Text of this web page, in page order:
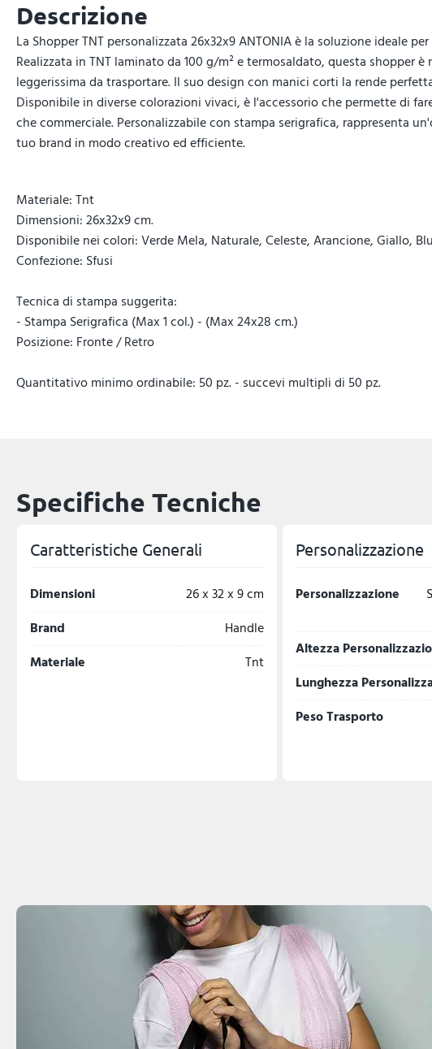
Descrizione
La Shopper TNT personalizzata 26x32x9 ANTONIA è la soluzione ideale
Realizzata in TNT laminato da 100 g/m² e termosaldato, questa shopper
leggerissima da trasportare. Il suo design con manici corti la rende
Disponibile in diverse colorazioni vivaci, è l'accessorio che permette di
che commerciale. Personalizzabile con stampa serigrafica, rappresenta
tuo brand in modo creativo ed efficiente.
Materiale: Tnt
Dimensioni: 26x32x9 cm.
Disponibile nei colori: Verde Mela, Naturale, Celeste, Arancione, Giallo,
Confezione: Sfusi
Tecnica di stampa suggerita:
- Stampa Serigrafica (Max 1 col.) - (Max 24x28 cm.)
Posizione: Fronte / Retro
Quantitativo minimo ordinabile: 50 pz. - succevi multipli di 50 pz.
Specifiche Tecniche
Caratteristiche Generali
Dimensioni
26 x 32 x 9 cm
Brand
Handle
Materiale
Tnt
Personalizzazione
Personalizzazione
Altezza
Lunghezza
Peso Trasporto